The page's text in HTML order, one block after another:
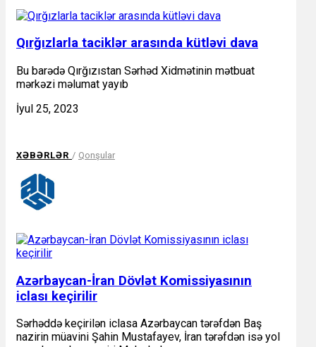
Qırğızlarla taciklər arasında kütləvi dava
Bu barədə Qırğızıstan Sərhəd Xidmətinin mətbuat
mərkəzi məlumat yayıb
İyul 25, 2023
XƏBƏRLƏR / Qonşular
Azərbaycan-İran Dövlət Komissiyasının
iclası keçirilir
Sərhəddə keçirilən iclasa Azərbaycan tərəfdən Baş
nazirin müavini Şahin Mustafayev, İran tərəfdən isə yol